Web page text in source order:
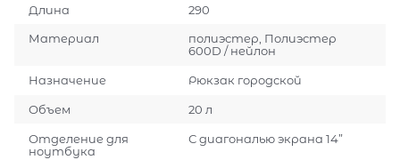
Длина 290
Материал
полиэстер, Полиэстер
600D / нейлон
Назначение Рюкзак городской
Объем 20 л
Отделение для
ноутбука
С диагональю экрана 14”